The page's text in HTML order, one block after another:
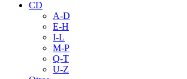
CD
A-D
E-H
I-L
M-P
Q-T
U-Z